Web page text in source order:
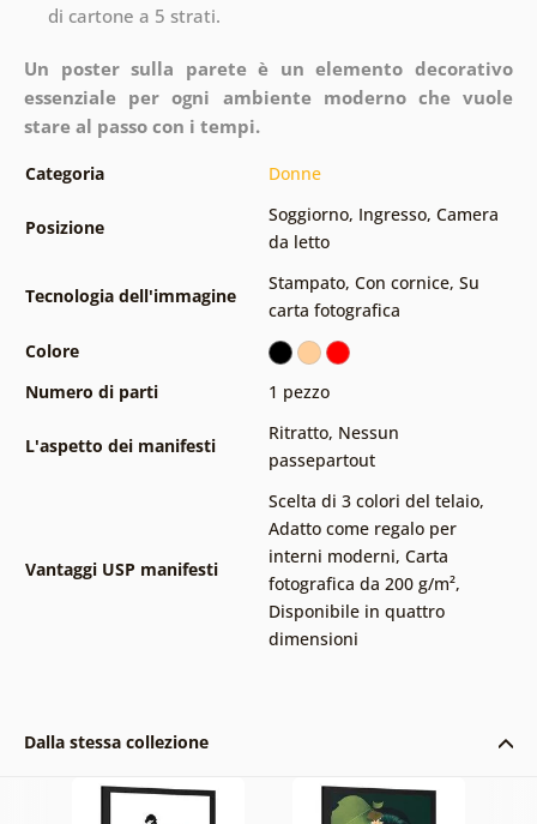
di cartone a 5 strati.
Un poster sulla parete è un elemento decorativo
essenziale per ogni ambiente moderno che vuole
stare al passo con i tempi.
Categoria Donne
Posizione
Soggiorno, Ingresso, Camera
da letto
Tecnologia dell'immagine
Stampato, Con cornice, Su
carta fotografica
Colore
Numero di parti
1 pezzo
L'aspetto dei manifesti
Ritratto, Nessun
passepartout
Vantaggi USP manifesti
Scelta di 3 colori del telaio,
Adatto come regalo per
interni moderni, Carta
fotografica da 200 g/m²,
Disponibile in quattro
dimensioni
Dalla stessa collezione